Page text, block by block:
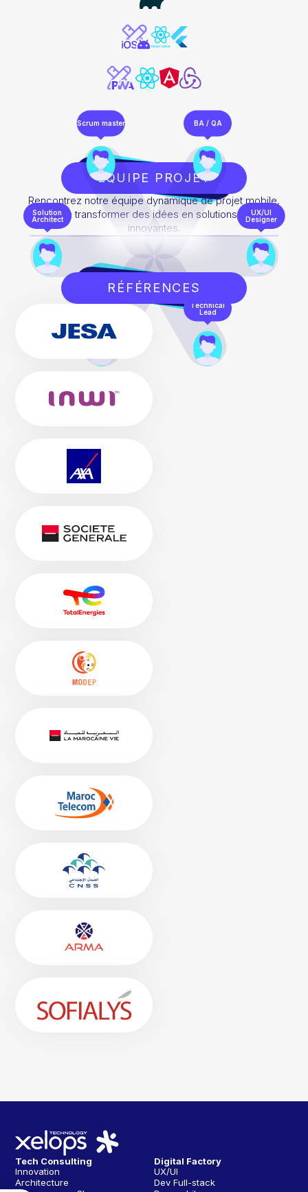
EQUIPE PROJET
Rencontrez notre équipe dynamique de projet mobile,
dédiée à transformer des idées en solutions mobiles
innovantes.
Solution
Architect
Scrum master BA / QA
UX/UI
Designer
Technical
Lead
Mobile
RÉFÉRENCES
Tech Consulting
Innovation
Architecture
Digital Factory
UX/UI
Dev Full-stack